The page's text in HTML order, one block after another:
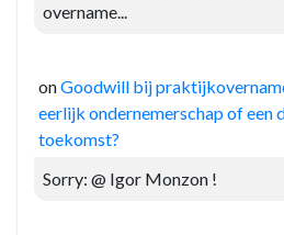
overname...
onGoodwill bij
eerlijk ondernemerschap of een
toekomst?
Sorry: @ Igor Monzon !